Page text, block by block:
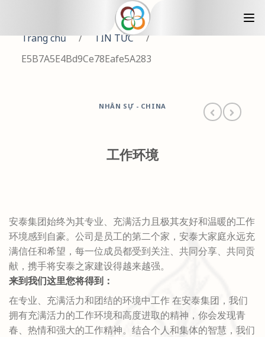
Trang chủ / TIN TỨC
/
E5B7A5E4Bd9Ce78Eafe5A283
NHÂN SỰ - CHINA
工作环境
安泰集团始终为其专业、充满活力且极其友好和温暖的工作
环境感到自豪。公司是员工的第二个家，安泰大家庭永远充
满信任和希望，每一位成员都受到关注、共同分享、共同贡
献，携手将安泰之家建设得越来越强。
来到我们这里您将得到：
在专业、充满活力和团结的环境中工作 在安泰集团，我们
拥有充满活力的工作环境和高度进取的精神，你会发现青
春、热情和强大的工作精神。结合个人和集体的智慧，我们